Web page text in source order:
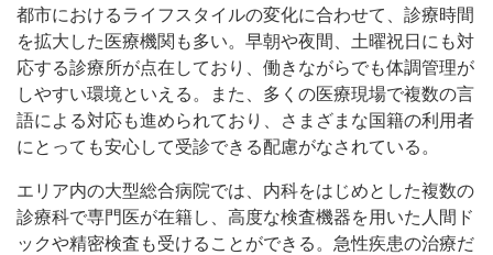
都市におけるライフスタイルの変化に合わせて、診療時間
を拡大した医療機関も多い。早朝や夜間、土曜祝日にも対
応する診療所が点在しており、働きながらでも体調管理が
しやすい環境といえる。また、多くの医療現場で複数の言
語による対応も進められており、さまざまな国籍の利用者
にとっても安心して受診できる配慮がなされている。
エリア内の大型総合病院では、内科をはじめとした複数の
診療科で専門医が在籍し、高度な検査機器を用いた人間ド
ックや精密検査も受けることができる。急性疾患の治療だ